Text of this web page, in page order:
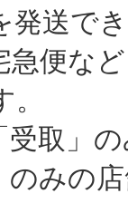
発送で
など
」の
の店